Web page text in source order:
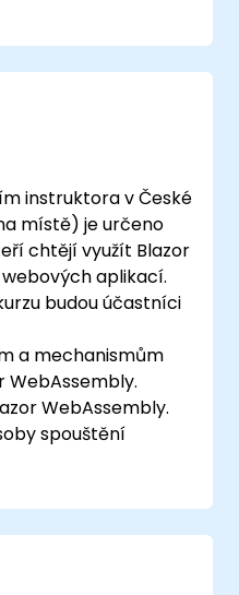
a další vlastnosti
aplikací.
instruktora v České
místě) je určeno
chtějí využít Blazor
aplikací.
budou účastníci
a mechanismům
WebAssembly.
WebAssembly.
spouštění